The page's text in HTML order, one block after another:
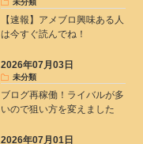
未分類
【速報】アメブロ興味ある人
は今すぐ読んでね！
2026年07月03日
未分類
ブログ再稼働！ライバルが多
いので狙い方を変えました
2026年07月01日